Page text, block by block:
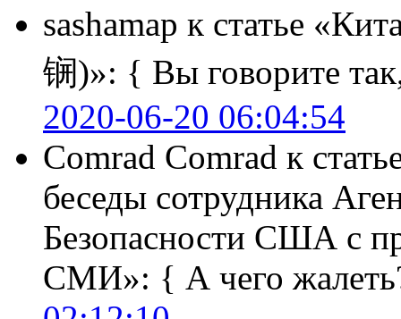
sashamap к статье
锎)»: { Вы говорите
2020-06-20 06:04:54
Comrad Comrad к
беседы сотрудника
Безопасности США с
СМИ»: { А чего